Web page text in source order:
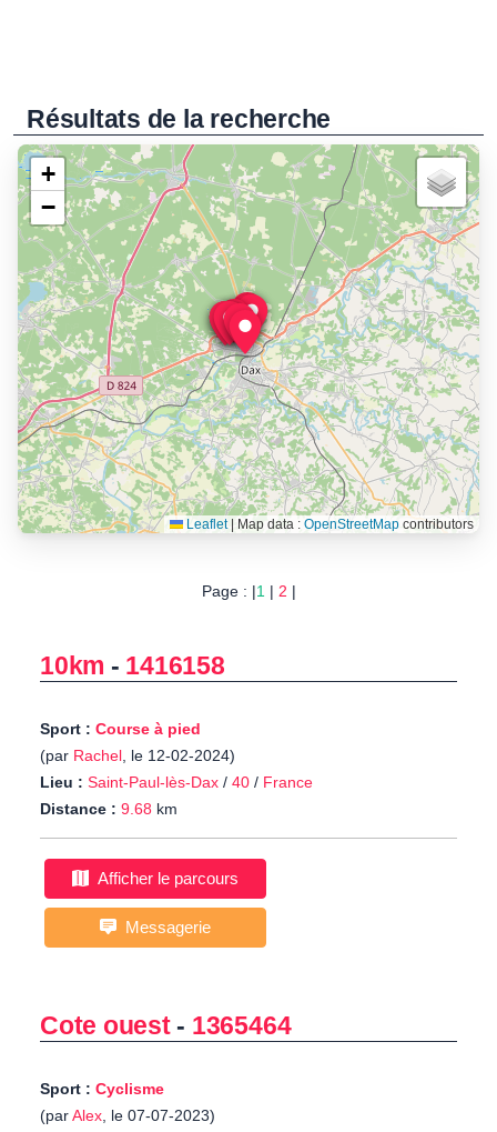
Résultats de la recherche
+
−
Leaflet Map data : OpenStreetMapcontributors
Page : |1| 2 |
10km - 1416158
Sport : Course à pied
(par Rachel, le 12-02-2024)
Lieu : Saint-Paul-lès-Dax / 40 / France
Distance : 9.68 km
Afficher le parcours
Messagerie
Cote ouest- 1365464
Sport : Cyclisme
(parAlex, le 07-07-2023)